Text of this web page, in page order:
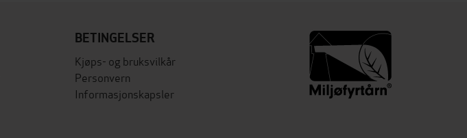
BETINGELSER
Kjøps- og bruksvilkår
Personvern
Informasjonskapsler